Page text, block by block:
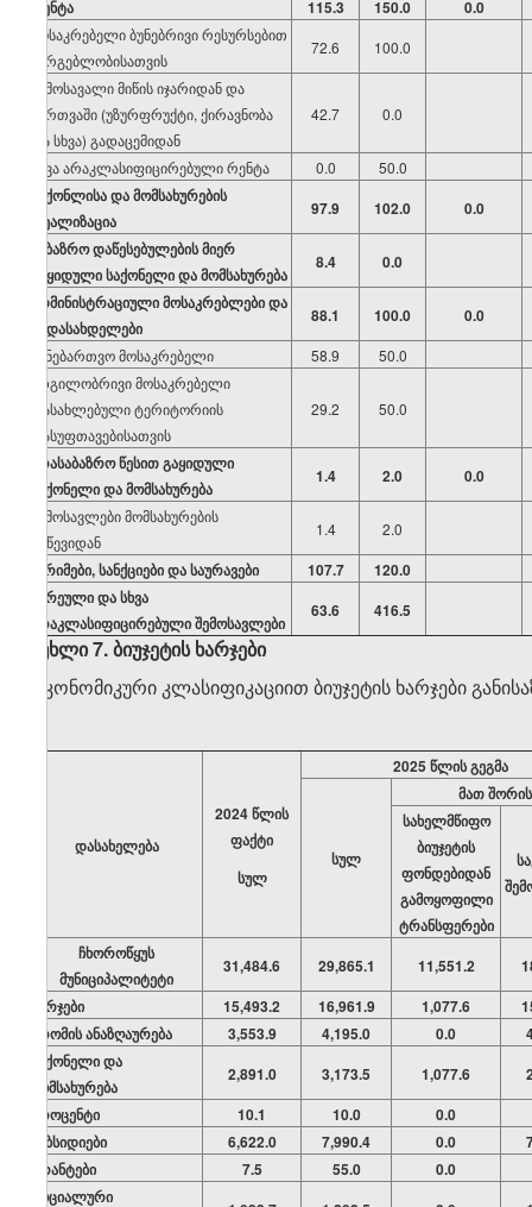
რენტა 115.3 150.0 0.0
მოსაკრებელი ბუნებრივი რესურსებით
სარგებლობისათვის
72.6
100.0
შემოსავალი მიწის იჯარიდან და
მართვაში (უზურფრუქტი, ქირავნობა
და სხვა) გადაცემიდან
42.7 0.0
სხვა არაკლასიფიცირებული რენტა 0.0 50.0
საქონლისა და მომსახურების
რეალიზაცია
97.9 102.0
0.0
საბაზრო დაწესებულების მიერ
გაყიდული საქონელი და მომსახურება
8.4
0.0
ადმინისტრაციული მოსაკრებლები და
გადასახდელები
88.1 100.0 0.0
სანებართვო მოსაკრებელი 58.9
50.0
ადგილობრივი მოსაკრებელი
დასახლებული ტერიტორიის
დასუფთავებისათვის
29.2 50.0
არასაბაზრო წესით გაყიდული
საქონელი და მომსახურება
1.4 2.0 0.0
შემოსავლები მომსახურების
გაწევიდან
1.4 2.0
ჯარიმები, სანქციები და საურავები 107.7
120.0
შერეული და სხვა
არაკლასიფიცირებული შემოსავლები
63.6 416.5
მუხლი 7. ბიუჯეტის ხარჯები
ეკონომიკური კლასიფიკაციით ბიუჯეტის ხარჯები
დასახელება
2024წლის
ფაქტი
სულ
2025 წლის გეგმა
სულ
მათ შორის
სახელმწიფო
ბიუჯეტის
ფონდებიდან
გამოყოფილი
ტრანსფერები
ჩხოროწყუს
მუნიციპალიტეტი
31,484.6 29,865.1 11,551.2
ხარჯები
15,493.2 16,961.9 1,077.6
შრომის ანაზღაურება
3,553.9 4,195.0 0.0
საქონელი და
მომსახურება
2,891.0 3,173.5 1,077.6
პროცენტი
10.1 10.0
0.0
სუბსიდიები
6,622.0 7,990.4 0.0
გრანტები
7.5 55.0
0.0
სოციალური